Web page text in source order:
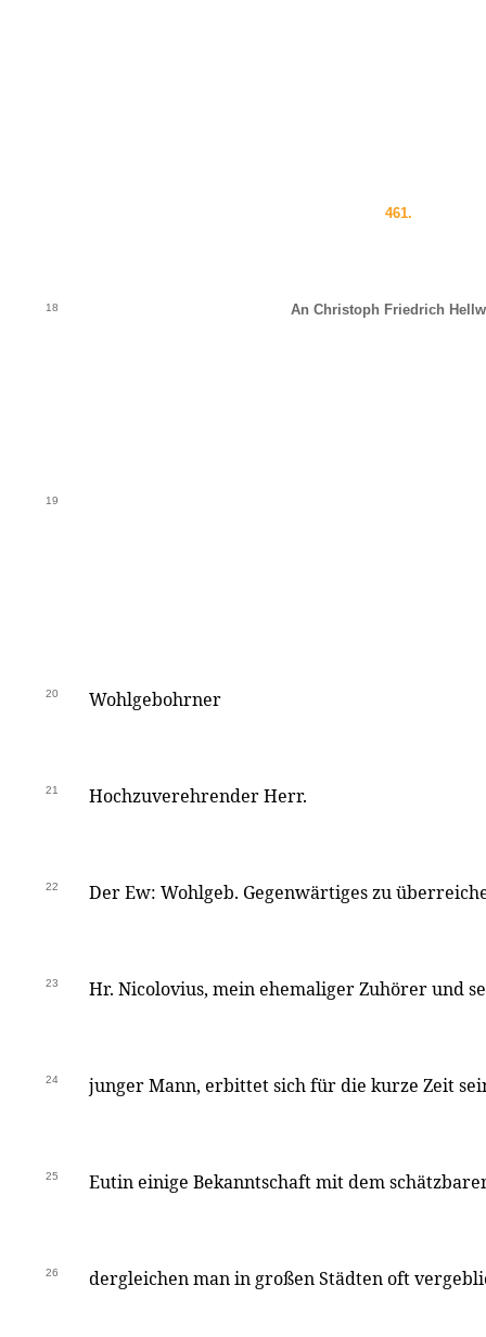
461.
18 An Christoph Friedrich
19
20 Wohlgebohrner
21 Hochzuverehrender Herr.
22 Der Ew: Wohlgeb. Gegenwärtiges zu
23 Hr. Nicolovius, mein ehemaliger Zuhörer und
24 junger Mann, erbittet sich für die kurze Zeit
25 Eutin einige Bekanntschaft mit dem
26 dergleichen man in großen Städten oft